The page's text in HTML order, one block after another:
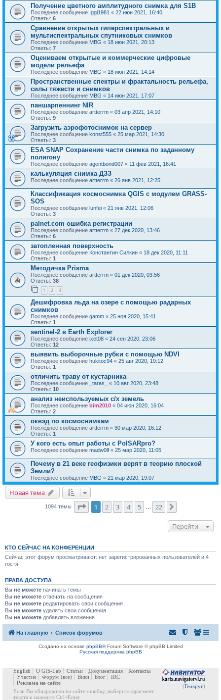
Получение цветного амплитудного снимка для S1B
Последнее сообщение Iggi1981 « 22 июн 2021, 16:40
Ответы: 6
Сравнение открытых гиперспектральных и
мультиспектральных спутниковых снимков
Последнее сообщение MBG « 18 июн 2021, 20:13
Ответы: 7
Оцениваем открытые и коммерческие цифровые
модели рельефа
Последнее сообщение MBG « 18 июн 2021, 14:14
Пространственные спектры и фрактальность рельефа,
силы тяжести и снимков
Последнее сообщение MBG « 14 июн 2021, 17:07
паншарпеннинг NIR
Последнее сообщение artterrm « 03 апр 2021, 14:10
Ответы: 9
Загрузить аэрофотоснимок на сервер
Последнее сообщение konst555 « 25 мар 2021, 14:30
Ответы: 3
ESA SNAP Сохранение части снимка по заданному
полигону
Последнее сообщение agentbond007 « 11 фев 2021, 16:41
калькуляция снимка ДЗЗ
Последнее сообщение artterrm « 26 янв 2021, 12:25
Классификация космоснимка QGIS с модулем GRASS-
SOS
Последнее сообщение lunfei « 21 янв 2021, 12:06
Ответы: 3
palnet.com ошибка регистрации
Последнее сообщение artterrm « 27 дек 2020, 13:46
Ответы: 6
затопленная поверхность
Последнее сообщение Константин Силкин « 18 дек 2020, 11:11
Ответы: 1
Методичка Prisma
Последнее сообщение artterrm « 01 дек 2020, 03:56
Ответы: 38
1 2 3
Дешифровка льда на озере с помощью радарных
снимков
Последнее сообщение gamm « 25 ноя 2020, 15:41
Ответы: 1
sentinel-2 в Earth Explorer
Последнее сообщение ixet08 « 24 сен 2020, 23:06
Ответы: 12
выявить выборочные рубки с помощью NDVI
Последнее сообщение hukitoc94 « 25 авг 2020, 19:12
Ответы: 1
отличить траву от кустарника
Последнее сообщение _taras_ « 10 авг 2020, 23:48
Ответы: 10
анализ неиспользуемых с/х земель
Последнее сообщение bim2010 « 04 июн 2020, 16:04
Ответы: 2
оквэд по космоснимкам
Последнее сообщение artterrm « 30 мар 2020, 16:12
Ответы: 1
У кого есть опыт работы с PolSARpro?
Последнее сообщение madw0lf « 25 мар 2020, 11:05
Почему в 21 веке геофизики верят в теорию плоской
Земли?
Последнее сообщение MBG « 21 мар 2020, 19:07
Новая тема
1094 темы Страница1 из
1 2 3 4 5 22
Перейти
КТО СЕЙЧАС НА КОНФЕРЕНЦИИ
Сейчас этот форум просматривают: нет зарегистрированных пользователей и 4
гостя
ПРАВА ДОСТУПА
Вы не можете начинать темы
Вы не можете отвечать на сообщения
Вы не можете редактировать свои сообщения
Вы не можете удалять свои сообщения
Вы не можете добавлять вложения
На главную Список форумов
Создано на основе phpBB® Forum Software © phpBB Limited
Русская поддержка phpBB
(Геокруг)
English О GIS-Lab Статьи Документация
Контакты
Участие
Форум (все) Вики Блог
IRC
Реклама на сайте
Если Вы обнаружили на сайте ошибку, выберите фрагмент
текста и нажмите Ctrl+Enter